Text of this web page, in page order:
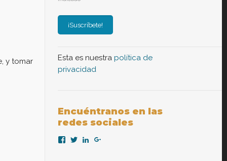
y tomar Esta es nuestrapolítica de
privacidad
Encuéntranos en las
redes sociales
VerVer Ver